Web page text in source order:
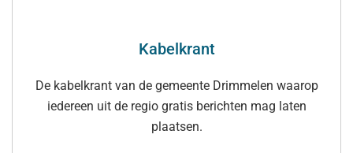
Kabelkrant
De kabelkrant van de gemeente Drimmelen waarop
iedereen uit de regio gratis berichten mag laten
plaatsen.